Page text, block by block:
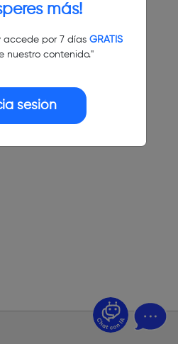
más!
por 7 días GRATIS
nuestro contenido."
sesión